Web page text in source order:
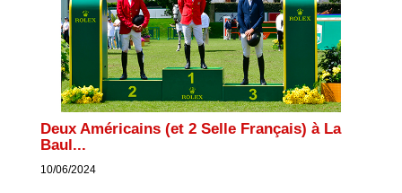
Deux Américains (et 2 Selle Français) à La
Baul...
10/06/2024